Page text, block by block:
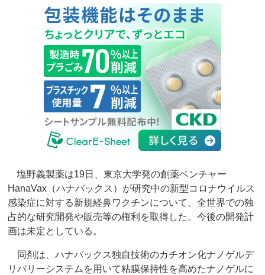
塩野義製薬は19日、東京大学発の創薬ベンチャー
HanaVax（ハナバックス）が研究中の新型コロナウイルス
感染症に対する新規経鼻ワクチンについて、全世界での独
占的な研究開発や販売等の権利を取得した。今後の開発計
画は未定としている。
同剤は、ハナバックス独自技術のカチオン化ナノゲルデ
リバリーシステムを用いて粘膜保持性を高めたナノゲルに